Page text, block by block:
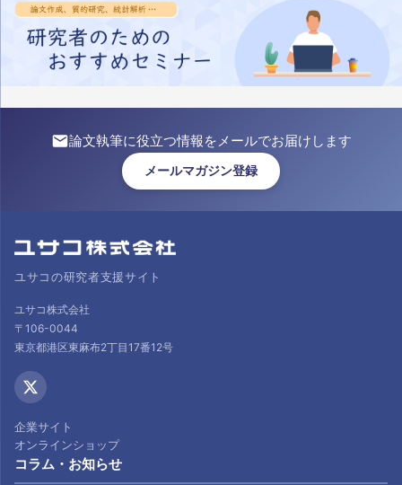
論文執筆に役立つ情報をメールでお届けします
メールマガジン登録
ユサコの研究者支援サイト
ユサコ株式会社
〒106-0044
東京都港区東麻布2丁目17番12号
企業サイト
オンラインショップ
コラム・お知らせ